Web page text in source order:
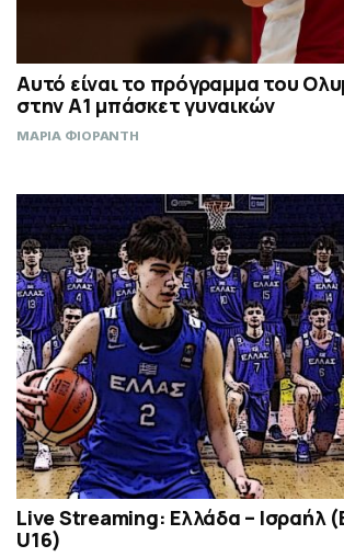
Αυτό είναι το πρόγραμμα του
στην Α1 μπάσκετ γυναικών
ΜΑΡΙΑ ΦΙΟΡΑΝΤΗ
Live Streaming: Ελλάδα – Ισραήλ
U16)